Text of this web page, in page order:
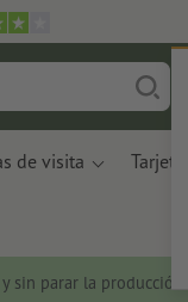
de visita Tarjetas
sin parar la producción.